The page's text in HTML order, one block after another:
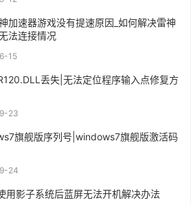
加速器游戏没有提速原因_如何解决雷神
法连接情况
15
丢失|无法定位程序输入点修复方
23
旗舰版序列号|windows7旗舰版激活码
24
用影子系统后蓝屏无法开机解决办法